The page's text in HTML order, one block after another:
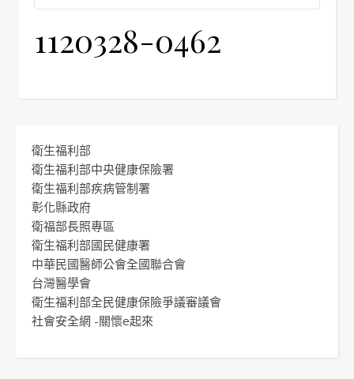
1120328-0462
衛生福利部
衛生福利部中央健康保險署
衛生福利部疾病管制署
彰化縣政府
衛福部長照專區
衛生福利部國民健康署
中華民國醫師公會全國聯合會
台灣醫學會
衛生福利部全民健康保險爭議審議會
社會安全網 -關懷e起來